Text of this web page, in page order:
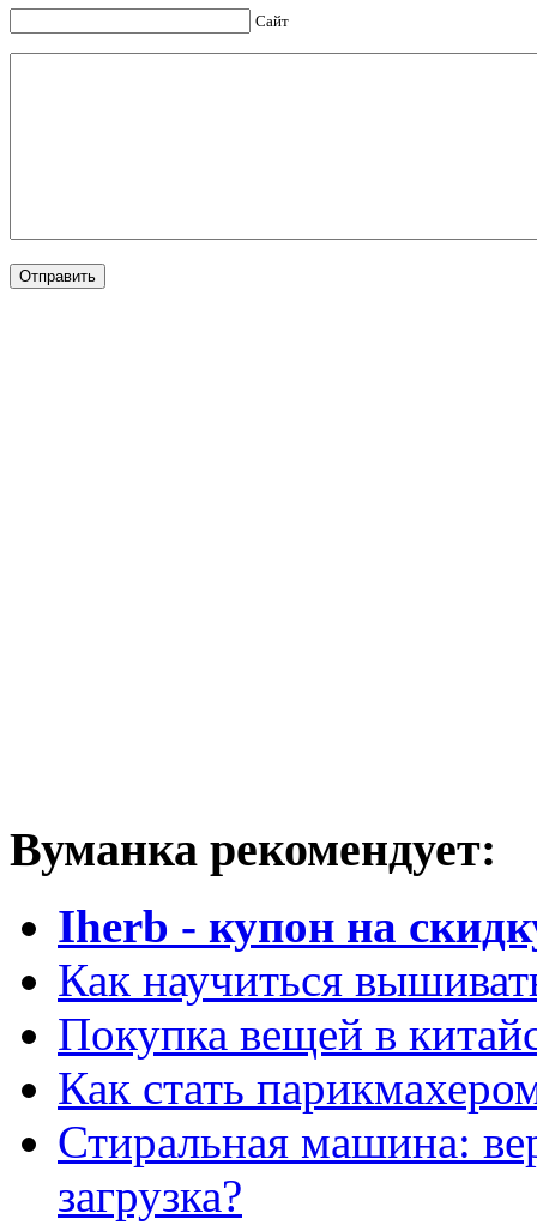
Сайт
Вуманка рекомендует:
Iherb - купон на
Как научиться
Покупка вещей в
Как стать
Стиральная машина:
загрузка?